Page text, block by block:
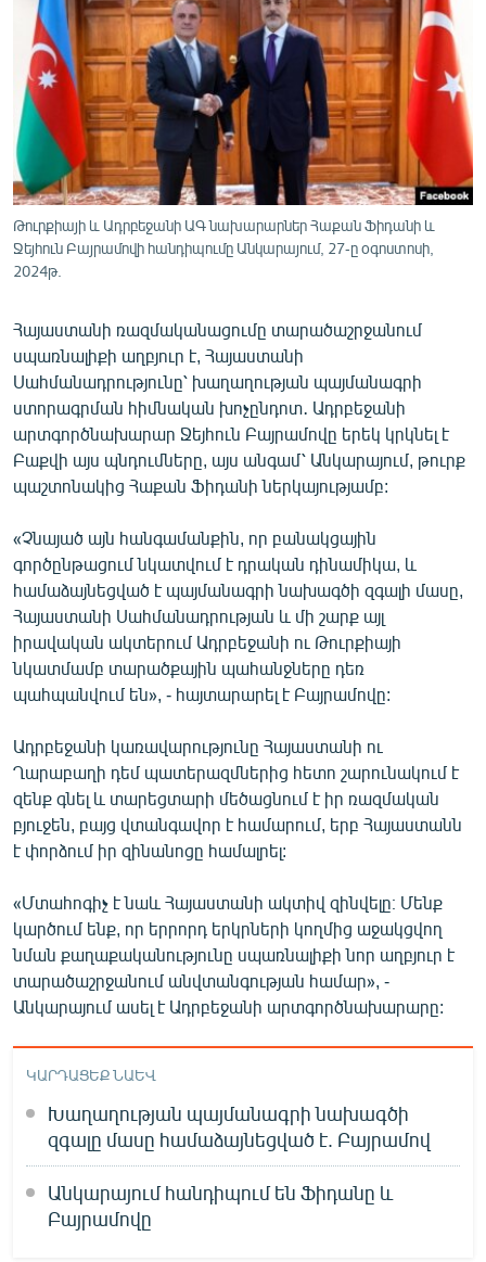
ՄԻՋԱԶԳԱՅԻՆ
ՄՇԱԿՈՒՅԹ
ՍՊՈՐՏ
ՄԵԿՆԱԲԱՆՈՒԹՅՈՒՆ
ՏՏ ԵՒ ԻՆՏԵՐՆԵՏ
ԱՐԽԻՎ
ԲԱՆԱՎԵՃ
ՁԳՏԵԼՈՎ ԼԱՎԱԳՈՒՅՆԻՆ
ՓՈԴՔԱՍԹ
Հայերեն
Русский
ՀԵՏԵՎԵՔ ՄԵԶ
«Ազատության» բոլոր կայքերը
Թուրքիայի և Ադրբեջանի ԱԳ նախարարներ Հաքան Ֆիդանի և
Ջեյհուն Բայրամովի հանդիպումը Անկարայում, 27-ը օգոստոսի,
2024թ.
Հայաստանի ռազմականացումը տարածաշրջանում
սպառնալիքի աղբյուր է, Հայաստանի
Սահմանադրությունը՝ խաղաղության պայմանագրի
ստորագրման հիմնական խոչընդոտ․ Ադրբեջանի
արտգործնախարար Ջեյհուն Բայրամովը երեկ կրկնել է
Բաքվի այս պնդումները, այս անգամ՝ Անկարայում, թուրք
պաշտոնակից Հաքան Ֆիդանի ներկայությամբ:
«Չնայած այն հանգամանքին, որ բանակցային
գործընթացում նկատվում է դրական դինամիկա, և
համաձայնեցված է պայմանագրի նախագծի զգալի մասը,
Հայաստանի Սահմանադրության և մի շարք այլ
իրավական ակտերում Ադրբեջանի ու Թուրքիայի
նկատմամբ տարածքային պահանջները դեռ
պահպանվում են», - հայտարարել է Բայրամովը:
Ադրբեջանի կառավարությունը Հայաստանի ու
Ղարաբաղի դեմ պատերազմներից հետո շարունակում է
զենք գնել և տարեցտարի մեծացնում է իր ռազմական
բյուջեն, բայց վտանգավոր է համարում, երբ Հայաստանն
է փորձում իր զինանոցը համալրել:
«Մտահոգիչ է նաև Հայաստանի ակտիվ զինվելը։ Մենք
կարծում ենք, որ երրորդ երկրների կողմից աջակցվող
նման քաղաքականությունը սպառնալիքի նոր աղբյուր է
տարածաշրջանում անվտանգության համար», -
Անկարայում ասել է Ադրբեջանի արտգործնախարարը:
ԿԱՐԴԱՑԵՔ ՆԱԵՎ
Խաղաղության պայմանագրի նախագծի
զգալը մասը համաձայնեցված է. Բայրամով
Անկարայում հանդիպում են Ֆիդանը և
Բայրամովը